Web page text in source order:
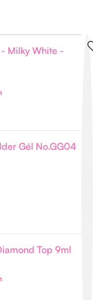
- Milky White -
Gél No.GG04
Top 9ml